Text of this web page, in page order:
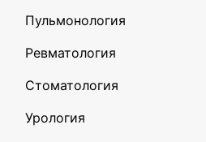
Пульмонология
Ревматология
Стоматология
Урология